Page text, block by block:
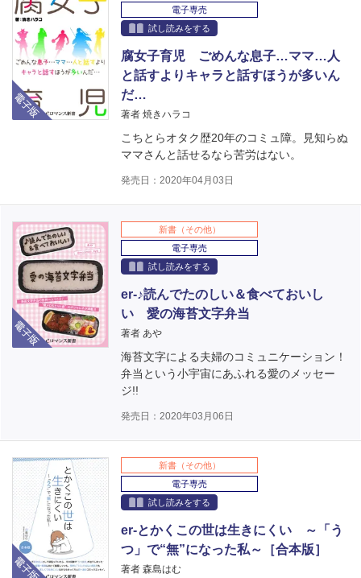
電子版
電子専売
試し読みをする
腐女子育児 ごめんな息子…ママ…人
と話すよりキャラと話すほうが多いん
だ…
著者 焼きハラコ
こちとらオタク歴20年のコミュ障。見知らぬ
ママさんと話せるなら苦労はない。
発売日：2020年04月03日
電子版
新書（その他）
電子専売
試し読みをする
er-♪読んでたのしい＆食べておいし
い 愛の海苔文字弁当
著者 あや
海苔文字による夫婦のコミュニケーション！
弁当という小宇宙にあふれる愛のメッセー
ジ!!
発売日：2020年03月06日
電子版
新書（その他）
電子専売
試し読みをする
er-とかくこの世は生きにくい ～「う
つ」で“無”になった私～［合本版］
著者 森島はむ